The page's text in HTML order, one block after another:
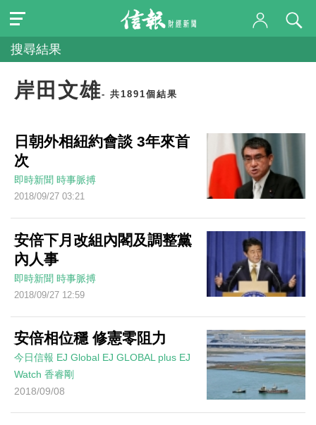
搜尋結果
岸田文雄- 共1891個結果
日朝外相紐約會談 3年來首
次
即時新聞 時事脈搏
2018/09/27 03:21
安倍下月改組內閣及調整黨
內人事
即時新聞 時事脈搏
2018/09/27 12:59
安倍相位穩 修憲零阻力
今日信報 EJ Global EJ GLOBAL plus EJ
Watch 香睿剛
2018/09/08